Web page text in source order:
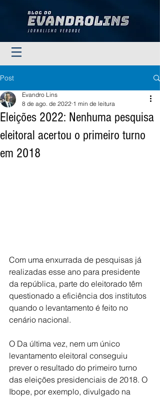
Post
Eleições 2022: Nenhuma pesquisa
eleitoral acertou o primeiro turno
em 2018
Evandro Lins
8 de ago. de 2022 1 min de leitura
Com uma enxurrada de pesquisas já
realizadas esse ano para presidente
da república, parte do eleitorado têm
questionado a eficiência dos institutos
quando o levantamento é feito no
cenário nacional.
O Da última vez, nem um único
levantamento eleitoral conseguiu
prever o resultado do primeiro turno
das eleições presidenciais de 2018. O
Ibope, por exemplo, divulgado na